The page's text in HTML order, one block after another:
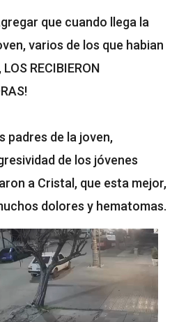
que cuando llega la
varios de los que habian
RECIBIERON
padres de la joven,
de los jóvenes
a Cristal, que esta mejor,
dolores y hematomas.